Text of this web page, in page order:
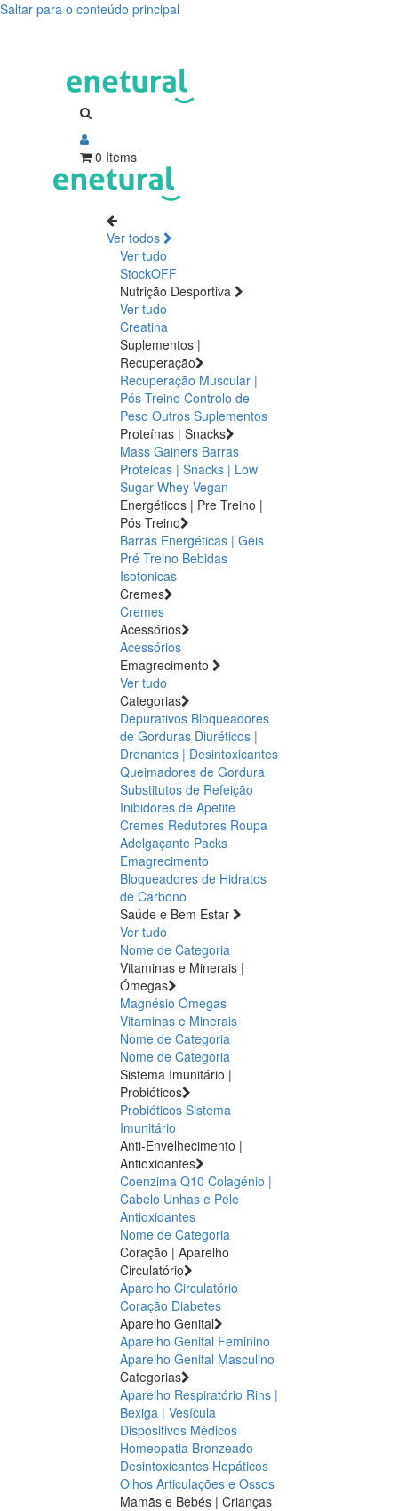
Saltar para o conteúdo principal
0 Items
Ver todos
Ver tudo
StockOFF
Nutrição Desportiva
Ver tudo
Creatina
Suplementos |
Recuperação
Recuperação Muscular |
Pós Treino Controlo de
Peso Outros Suplementos
Proteínas | Snacks
Mass Gainers Barras
Proteicas | Snacks | Low
Sugar Whey Vegan
Energéticos | Pre Treino |
Pós Treino
Barras Energéticas | Geis
Pré Treino Bebidas
Isotonicas
Cremes
Cremes
Acessórios
Acessórios
Emagrecimento
Ver tudo
Categorias
Depurativos Bloqueadores
de Gorduras Diuréticos |
Drenantes | Desintoxicantes
Queimadores de Gordura
Substitutos de Refeição
Inibidores de Apetite
Cremes Redutores Roupa
Adelgaçante Packs
Emagrecimento
Bloqueadores de Hidratos
de Carbono
Saúde e Bem Estar
Ver tudo
Nome de Categoria
Vitaminas e Minerais |
Ómegas
Magnésio Ómegas
Vitaminas e Minerais
Nome de Categoria
Nome de Categoria
Sistema Imunitário |
Probióticos
Probióticos Sistema
Imunitário
Anti-Envelhecimento |
Antioxidantes
Coenzima Q10 Colagénio |
Cabelo Unhas e Pele
Antioxidantes
Nome de Categoria
Coração | Aparelho
Circulatório
Aparelho Circulatório
Coração Diabetes
Aparelho Genital
Aparelho Genital Feminino
Aparelho Genital Masculino
Categorias
Aparelho Respiratório Rins |
Bexiga | Vesícula
Dispositivos Médicos
Homeopatia Bronzeado
Desintoxicantes Hepáticos
Olhos Articulações e Ossos
Mamãs e Bebés | Crianças